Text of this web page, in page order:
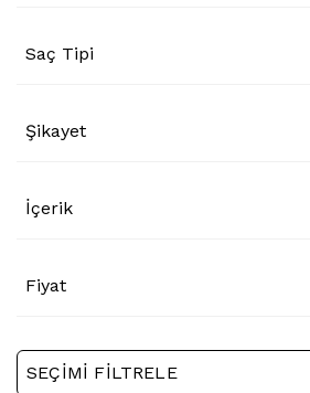
Saç Tipi
Şikayet
İçerik
Fiyat
SEÇIMI FILTRELE